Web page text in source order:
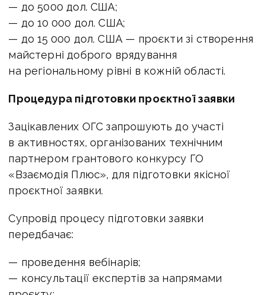
— до 5000 дол. США;
— до 10 000 дол. США;
— до 15 000 дол. США — проєкти зі створення
майстерні доброго врядування
на регіональному рівні в кожній області.
Процедура підготовки проєктної заявки
Зацікавлених ОГС запрошують до участі
в активностях, організованих технічним
партнером грантового конкурсу ГО
«Взаємодія Плюс», для підготовки якісної
проєктної заявки.
Супровід процесу підготовки заявки
передбачає:
— проведення вебінарів;
— консультації експертів за напрямами